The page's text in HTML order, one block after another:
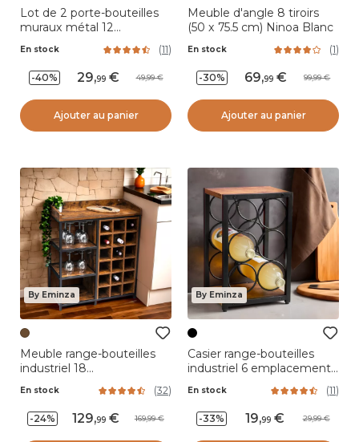
Lot de 2 porte-bouteilles
muraux métal 12
emplacements (H139 cm)
Léo Noir
En stock (11)
-40% 29,99 49,99
Ajouter au panier
Meuble d'angle 8 tiroirs
(50 x 75.5 cm) Ninoa Blanc
En stock (1)
-30% 69,99 99,99
Ajouter au panier
By Eminza
Meuble range-bouteilles
industriel 18
emplacements et porte-
verres (H82 cm) Paul
Marron
En stock (32)
-24% 129,99 169,99
By Eminza
Casier range-bouteilles
industriel 6 emplacements
En stock (11)
-33% 19,99 29,99